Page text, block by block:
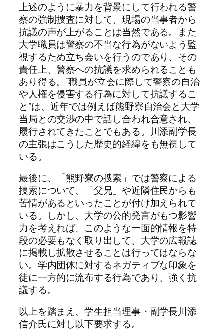
上述のように暴力を背景にして行われる警
察の強制捜査に対して、現場の当事者から
抗議の声が上がることは当然である。また
大学職員は警察の不当な行為がないよう監
視するため立ち会いを行うのであり、その
責任上、警察への抗議を求められることも
あり得る。”職員が立会に際して警察の自治
や人権を侵害する行為に対して抗議するこ
と”は、近年では例えば熊野寮自治会と大学
当局との交渉の中で話し合われ合意され、
履行されてきたことでもある。川添副学長
の主張はこうした歴史的経緯をも無視して
いる。
最後に、「熊野寮の捜索」では警察による
捜索について、「父兄」や近隣住民からも
苦情があるといったことが付け加えられて
いる。しかし、大学の公的発言がもつ影響
力を考えれば、このような一面的情報を特
段の必要もなく取り出して、大学の広報誌
に掲載し拡散させることは行ってはならな
い。学内団体に対するネガティブな印象を
徒に一方的に流布する行為であり、強く抗
議する。
以上を踏まえ、学生担当理事・副学長川添
信介氏に対し以下要求する。